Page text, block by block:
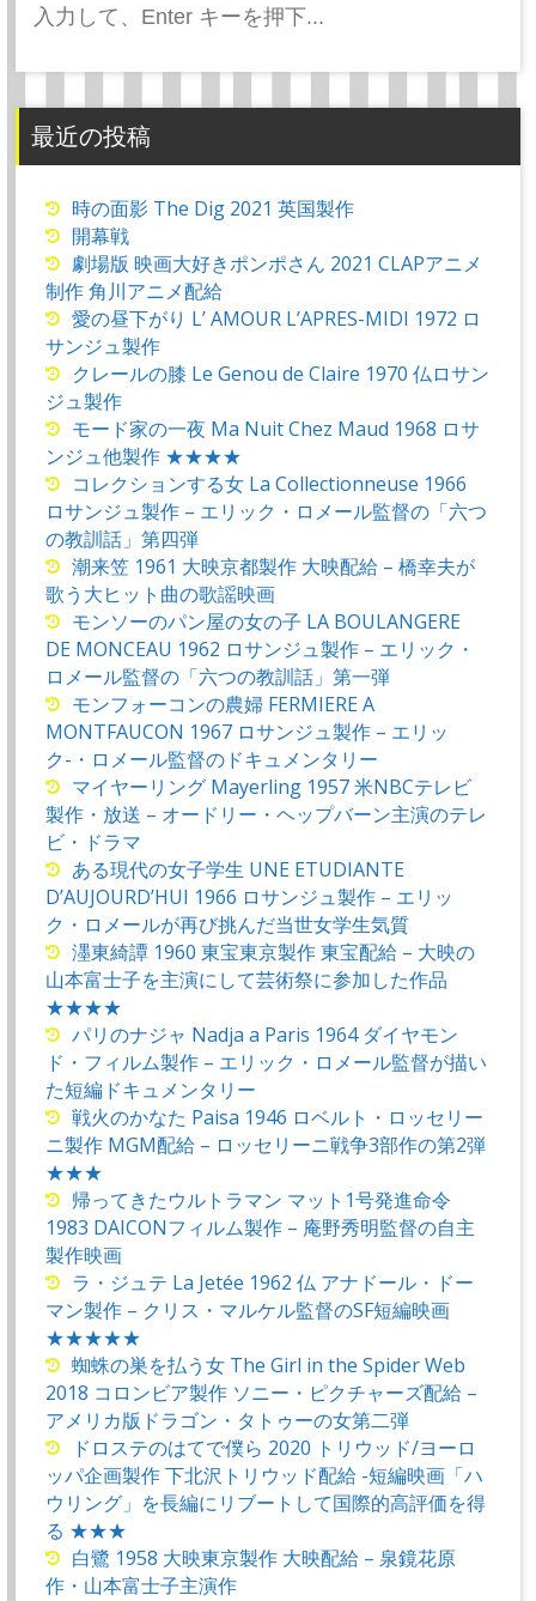
索:
最近の投稿
時の面影 The Dig 2021 英国製作
開幕戦
劇場版 映画大好きポンポさん 2021 CLAPアニメ
制作 角川アニメ配給
愛の昼下がり L’ AMOUR L’APRES-MIDI 1972 ロ
サンジュ製作
クレールの膝 Le Genou de Claire 1970 仏ロサン
ジュ製作
モード家の一夜 Ma Nuit Chez Maud 1968 ロサ
ンジュ他製作 ★★★★
コレクションする女 La Collectionneuse 1966
ロサンジュ製作 – エリック・ロメール監督の「六つ
の教訓話」第四弾
潮来笠 1961 大映京都製作 大映配給 – 橋幸夫が
歌う大ヒット曲の歌謡映画
モンソーのパン屋の女の子 LA BOULANGERE
DE MONCEAU 1962 ロサンジュ製作 – エリック・
ロメール監督の「六つの教訓話」第一弾
モンフォーコンの農婦 FERMIERE A
MONTFAUCON 1967 ロサンジュ製作 – エリッ
ク-・ロメール監督のドキュメンタリー
マイヤーリング Mayerling 1957 米NBCテレビ
製作・放送 – オードリー・ヘップバーン主演のテレ
ビ・ドラマ
ある現代の女子学生 UNE ETUDIANTE
D’AUJOURD’HUI 1966 ロサンジュ製作 – エリッ
ク・ロメールが再び挑んだ当世女学生気質
濹東綺譚 1960 東宝東京製作 東宝配給 – 大映の
山本富士子を主演にして芸術祭に参加した作品
★★★★
パリのナジャ Nadja a Paris 1964 ダイヤモン
ド・フィルム製作 – エリック・ロメール監督が描い
た短編ドキュメンタリー
戦火のかなた Paisa 1946 ロベルト・ロッセリー
ニ製作 MGM配給 – ロッセリーニ戦争3部作の第2弾
★★★
帰ってきたウルトラマン マット1号発進命令
1983 DAICONフィルム製作 – 庵野秀明監督の自主
製作映画
ラ・ジュテ La Jetée 1962 仏 アナドール・ドー
マン製作 – クリス・マルケル監督のSF短編映画
★★★★★
蜘蛛の巣を払う女 The Girl in the Spider Web
2018 コロンビア製作 ソニー・ピクチャーズ配給 –
アメリカ版ドラゴン・タトゥーの女第二弾
ドロステのはてで僕ら 2020 トリウッド/ヨーロ
ッパ企画製作 下北沢トリウッド配給 -短編映画「ハ
ウリング」を長編にリブートして国際的高評価を得
る ★★★
白鷺 1958 大映東京製作 大映配給 – 泉鏡花原
作・山本富士子主演作